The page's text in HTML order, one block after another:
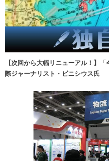
【次回から大幅リニューアル！】
際ジャーナリスト・ビニシウス氏